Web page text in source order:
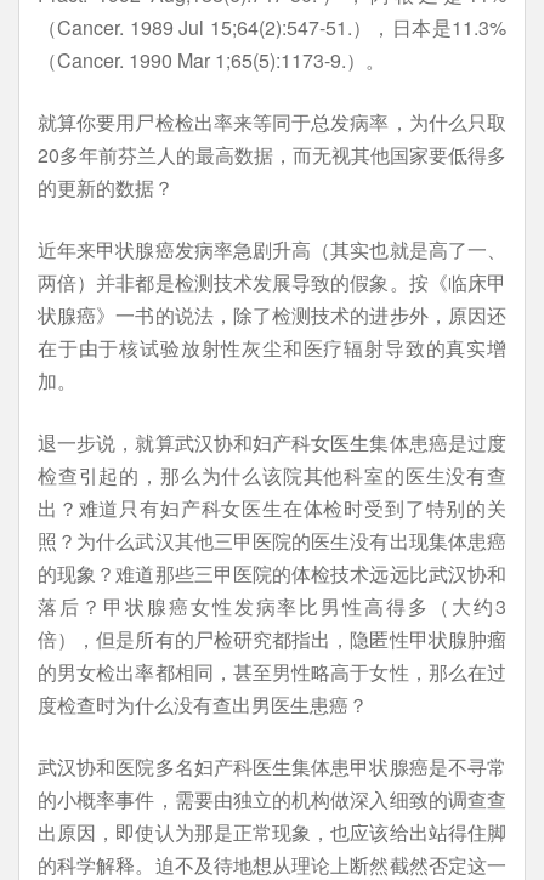
（Cancer. 1989 Jul 15;64(2):547-51.），日本是11.3%
（Cancer. 1990 Mar 1;65(5):1173-9.）。
就算你要用尸检检出率来等同于总发病率，为什么只取
20多年前芬兰人的最高数据，而无视其他国家要低得多
的更新的数据？
近年来甲状腺癌发病率急剧升高（其实也就是高了一、
两倍）并非都是检测技术发展导致的假象。按《临床甲
状腺癌》一书的说法，除了检测技术的进步外，原因还
在于由于核试验放射性灰尘和医疗辐射导致的真实增
加。
退一步说，就算武汉协和妇产科女医生集体患癌是过度
检查引起的，那么为什么该院其他科室的医生没有查
出？难道只有妇产科女医生在体检时受到了特别的关
照？为什么武汉其他三甲医院的医生没有出现集体患癌
的现象？难道那些三甲医院的体检技术远远比武汉协和
落后？甲状腺癌女性发病率比男性高得多（大约3
倍），但是所有的尸检研究都指出，隐匿性甲状腺肿瘤
的男女检出率都相同，甚至男性略高于女性，那么在过
度检查时为什么没有查出男医生患癌？
武汉协和医院多名妇产科医生集体患甲状腺癌是不寻常
的小概率事件，需要由独立的机构做深入细致的调查查
出原因，即使认为那是正常现象，也应该给出站得住脚
的科学解释。迫不及待地想从理论上断然截然否定这一